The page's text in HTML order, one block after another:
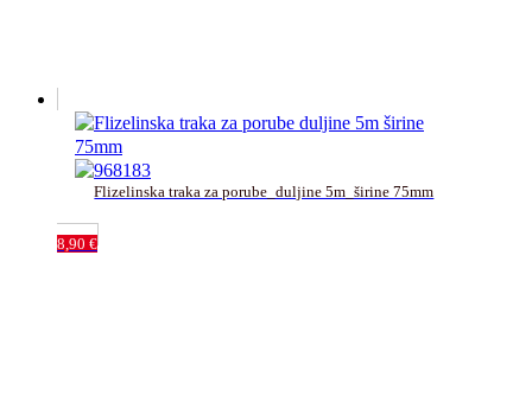
Flizelinska traka za porube_duljine 5m_širine 75mm
8,90 €